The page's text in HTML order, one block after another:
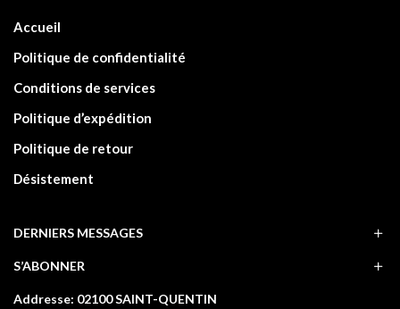
Accueil
Politique de confidentialité
Conditions de services
Politique d’expédition
Politique de retour
Désistement
DERNIERS MESSAGES
S’ABONNER
Addresse: 02100 SAINT-QUENTIN